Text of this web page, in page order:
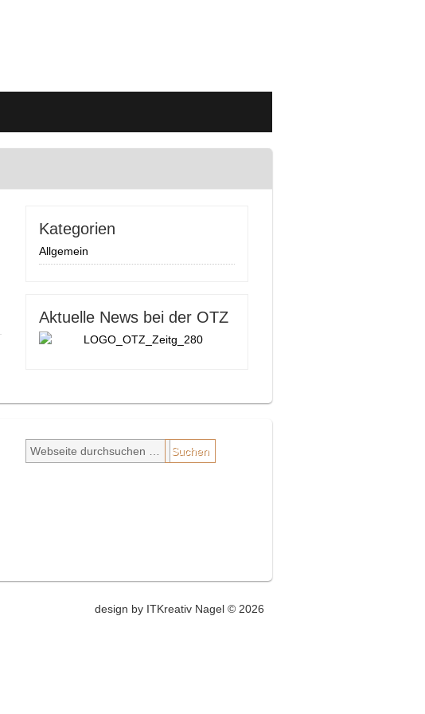
Kategorien
Allgemein
Aktuelle News bei der OTZ
design by ITKreativ Nagel © 2026